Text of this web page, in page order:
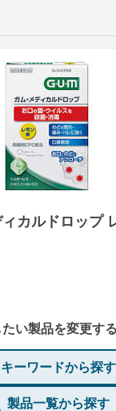
カルドロップ
い製品を変更す
キーワードから探す
製品一覧から探す